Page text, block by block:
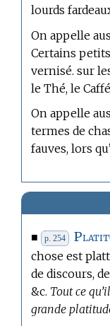
lourds
On appelle
Certains
vernisé. sur
le Thé, le
On appelle
termes de
fauves, lors
■ p. 254
chose est
de discours,
&c. Tout ce
grande